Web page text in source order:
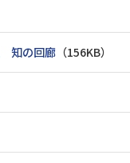
知の回廊 （156KB）